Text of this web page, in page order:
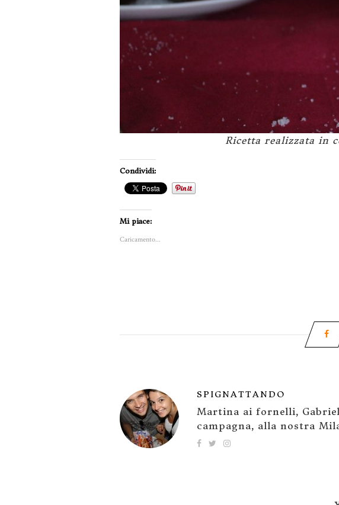
Ricetta realizzata in
Condividi:
Mi piace:
Caricamento...
SPIGNATTANDO
Martina ai fornelli,
campagna, alla nostra